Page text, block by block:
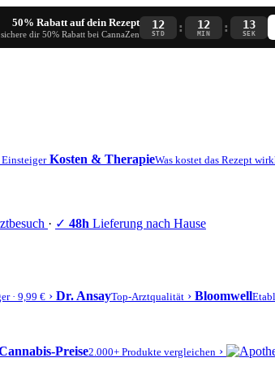
50% Rabatt auf dein Rezept
dir 50% Rabatt bei CannaZen
12
STD : 12
MIN : 12
SEK
Kosten & TherapieWas kostet das Rezept
· ✓ 48h Lieferung nach Hause
· 9,99 € › Dr. AnsayTop-Arztqualität › Bloomwell
Preise2.000+ Produkte vergleichen ›